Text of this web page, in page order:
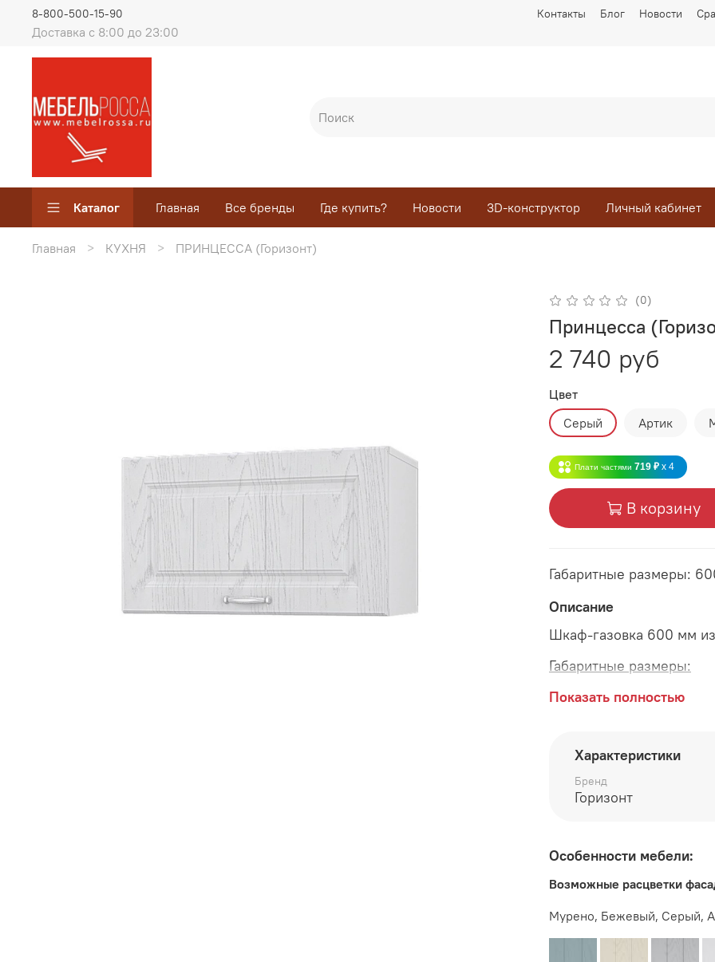
Контакты Блог Новости
Доставка с 8:00 до 23:00
8-800-500-15-90
Каталог Главная Все бренды Где купить? Новости 3D-конструктор Личный кабинет
Главная КУХНЯ ПРИНЦЕССА (Горизонт)
(0)
Принцесса
2 740 руб
Цвет
Серый
Артик
Плати частями 719 ₽ x 4
В корзину
Габаритные размеры:
Описание
Шкаф-газовка 600 мм
Габаритные размеры:
длина 600 мм
высота 345 мм
Мебельная фабрика
Показать полностью
Характеристики
Бренд
Горизонт
Особенности мебели:
Возможные расцветки
Мурено, Бежевый, Серый,